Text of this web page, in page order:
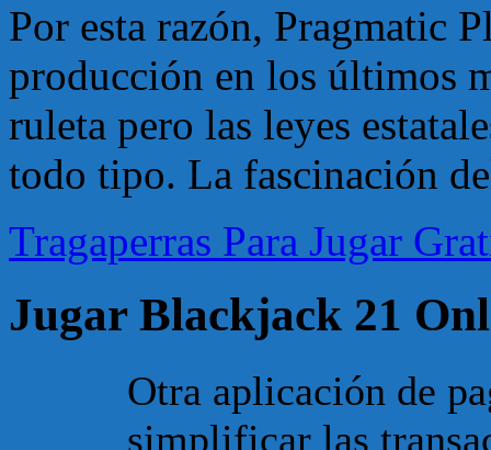
Por esta razón, Pragmatic
producción en los últimos
ruleta pero las leyes
todo tipo. La fascinación
Tragaperras Para Jugar
Jugar Blackjack 21
Otra aplicación de
simplificar las